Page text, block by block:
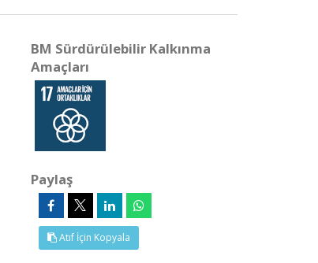
BM Sürdürülebilir Kalkınma
Amaçları
Paylaş
Atıf İçin Kopyala